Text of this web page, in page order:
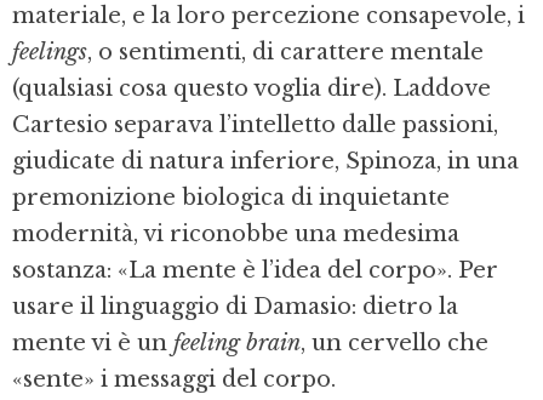
materiale, e la loro percezione consapevole, i
feelings, o sentimenti, di carattere mentale
(qualsiasi cosa questo voglia dire). Laddove
Cartesio separava l’intelletto dalle passioni,
giudicate di natura inferiore, Spinoza, in una
premonizione biologica di inquietante
modernità, vi riconobbe una medesima
sostanza: «La mente è l’idea del corpo». Per
usare il linguaggio di Damasio: dietro la
mente vi è un feeling brain, un cervello che
«sente» i messaggi del corpo.